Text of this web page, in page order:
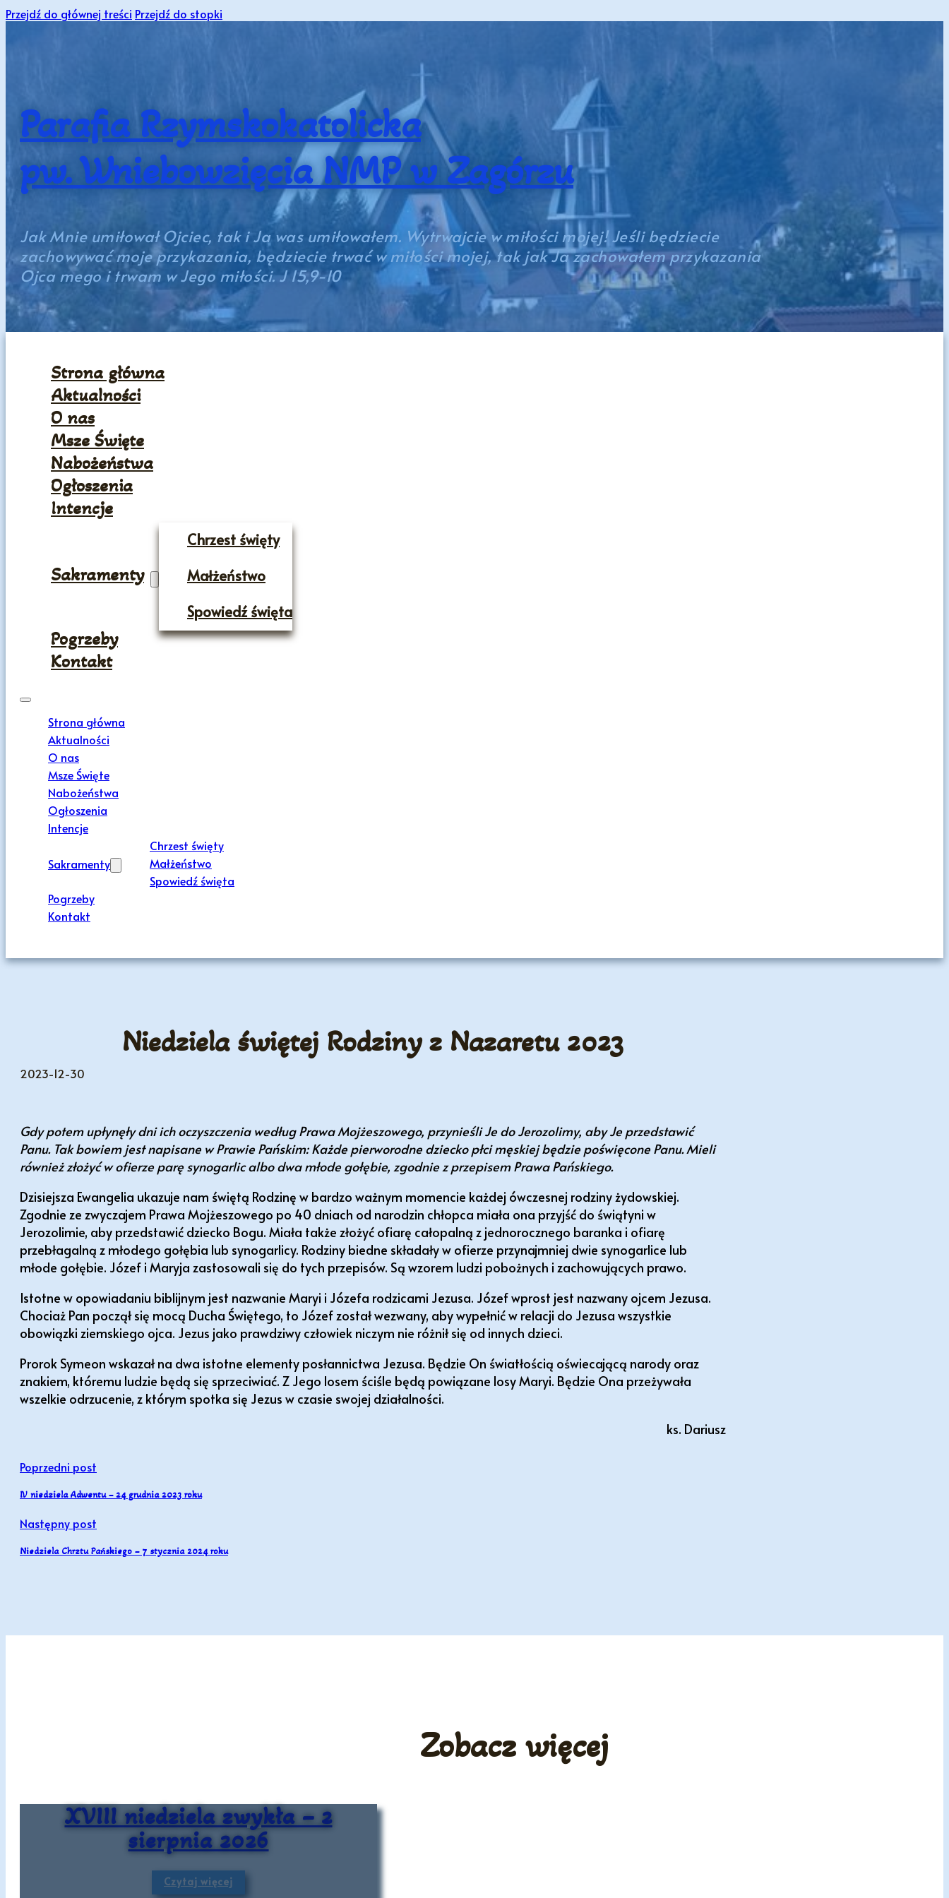
Przejdź do głównej treści Przejdź do stopki
Parafia Rzymskokatolicka
pw. Wniebowzięcia NMP w Zagórzu
Jak Mnie umiłował Ojciec, tak i Ja was umiłowałem. Wytrwajcie w miłości mojej! Jeśli będziecie
zachowywać moje przykazania, będziecie trwać w miłości mojej, tak jak Ja zachowałem przykazania
Ojca mego i trwam w Jego miłości. J 15,9-10
Strona główna
Aktualności
O nas
Msze Święte
Nabożeństwa
Ogłoszenia
Intencje
Sakramenty
Chrzest święty
Małżeństwo
Spowiedź święta
Pogrzeby
Kontakt
Strona główna
Aktualności
O nas
Msze Święte
Nabożeństwa
Ogłoszenia
Intencje
Sakramenty
Chrzest święty
Małżeństwo
Spowiedź święta
Pogrzeby
Kontakt
Niedziela świętej Rodziny z Nazaretu 2023
2023-12-30
Gdy potem upłynęły dni ich oczyszczenia według Prawa Mojżeszowego, przynieśli Je do Jerozolimy, aby Je przedstawić
Panu. Tak bowiem jest napisane w Prawie Pańskim: Każde pierworodne dziecko płci męskiej będzie poświęcone Panu. Mieli
również złożyć w ofierze parę synogarlic albo dwa młode gołębie, zgodnie z przepisem Prawa Pańskiego.
Dzisiejsza Ewangelia ukazuje nam świętą Rodzinę w bardzo ważnym momencie każdej ówczesnej rodziny żydowskiej.
Zgodnie ze zwyczajem Prawa Mojżeszowego po 40 dniach od narodzin chłopca miała ona przyjść do świątyni w
Jerozolimie, aby przedstawić dziecko Bogu. Miała także złożyć ofiarę całopalną z jednorocznego baranka i ofiarę
przebłagalną z młodego gołębia lub synogarlicy. Rodziny biedne składały w ofierze przynajmniej dwie synogarlice lub
młode gołębie. Józef i Maryja zastosowali się do tych przepisów. Są wzorem ludzi pobożnych i zachowujących prawo.
Istotne w opowiadaniu biblijnym jest nazwanie Maryi i Józefa rodzicami Jezusa. Józef wprost jest nazwany ojcem Jezusa.
Chociaż Pan począł się mocą Ducha Świętego, to Józef został wezwany, aby wypełnić w relacji do Jezusa wszystkie
obowiązki ziemskiego ojca. Jezus jako prawdziwy człowiek niczym nie różnił się od innych dzieci.
Prorok Symeon wskazał na dwa istotne elementy posłannictwa Jezusa. Będzie On światłością oświecającą narody oraz
znakiem, któremu ludzie będą się sprzeciwiać. Z Jego losem ściśle będą powiązane losy Maryi. Będzie Ona przeżywała
wszelkie odrzucenie, z którym spotka się Jezus w czasie swojej działalności.
ks. Dariusz
Poprzedni post
IV niedziela Adwentu – 24 grudnia 2023 roku
Następny post
Niedziela Chrztu Pańskiego – 7 stycznia 2024 roku
Zobacz więcej
XVIII niedziela zwykła – 2
sierpnia 2026
Czytaj więcej